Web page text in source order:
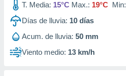
de
1199
T. Media: 15°C Max.: 19°C Min:
Días de lluvia: 10 días
Acum. de lluvia: 50 mm
Viento medio: 13 km/h